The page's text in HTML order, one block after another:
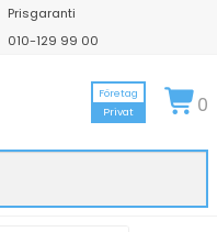
Prisgaranti
010-129 99 00
Företag
Privat
0